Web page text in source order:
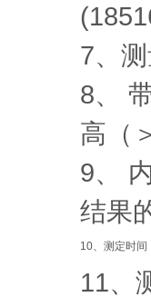
(
7、
8、
高（
9、
结果
10、测定时间
11、